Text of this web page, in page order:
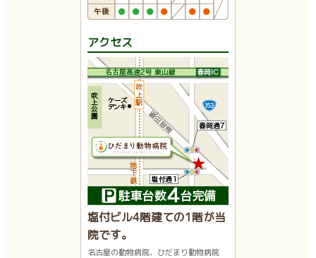
アクセス
塩付ビル4階建ての1階が当
院です。
名古屋の動物病院、ひだまり動物病院